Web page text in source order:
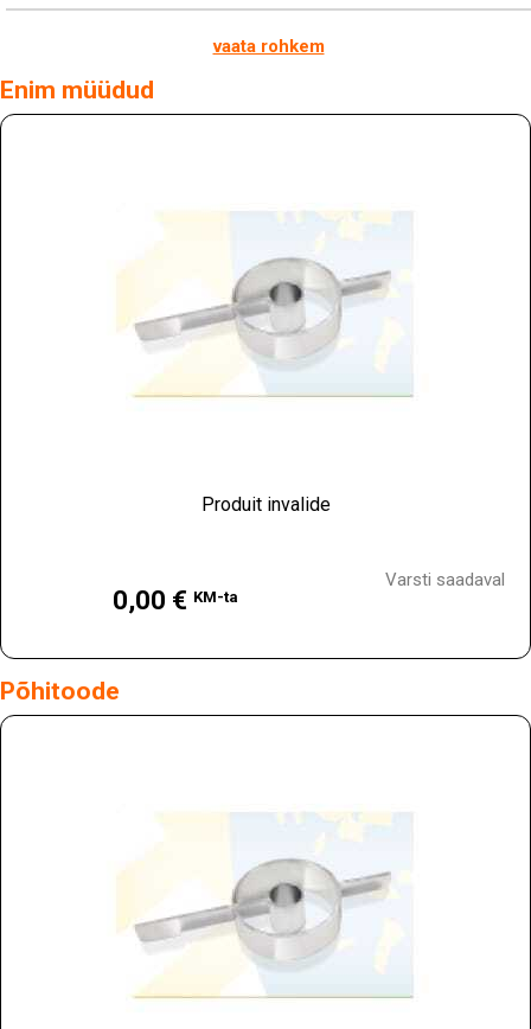
vaata rohkem
Enim müüdud
Produit invalide
0,00 € KM-ta
Varsti saadaval
Põhitoode